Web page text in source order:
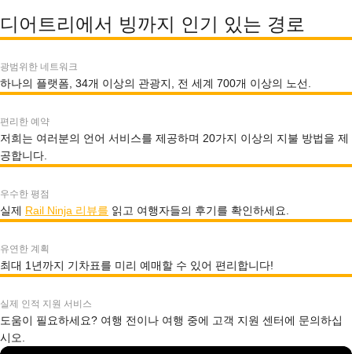
디어트리에서 빙까지 인기 있는 경로
광범위한 네트워크
하나의 플랫폼, 34개 이상의 관광지, 전 세계 700개 이상의 노선.
편리한 예약
저희는 여러분의 언어 서비스를 제공하며 20가지 이상의 지불 방법을 제
공합니다.
우수한 평점
실제 Rail Ninja 리뷰를 읽고 여행자들의 후기를 확인하세요.
유연한 계획
최대 1년까지 기차표를 미리 예매할 수 있어 편리합니다!
실제 인적 지원 서비스
도움이 필요하세요? 여행 전이나 여행 중에 고객 지원 센터에 문의하십
시오.